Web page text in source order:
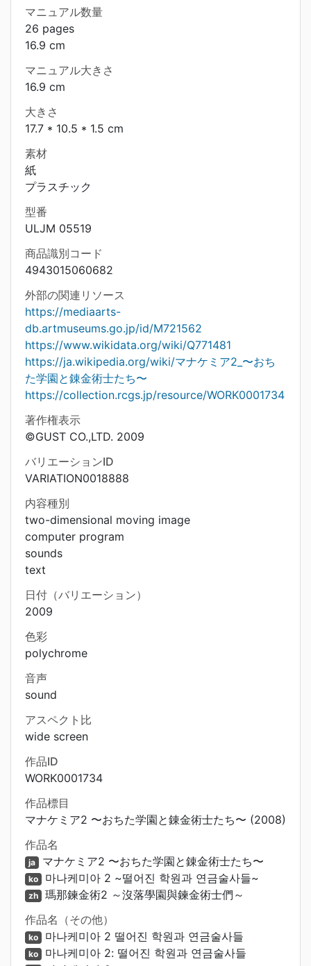
マニュアル数量
26 pages
16.9 cm
マニュアル大きさ
16.9 cm
大きさ
17.7 * 10.5 * 1.5 cm
素材
紙
プラスチック
型番
ULJM 05519
商品識別コード
4943015060682
外部の関連リソース
https://mediaarts-
db.artmuseums.go.jp/id/M721562
https://www.wikidata.org/wiki/Q771481
https://ja.wikipedia.org/wiki/マナケミア2_〜おち
た学園と錬金術士たち〜
https://collection.rcgs.jp/resource/WORK0001734
著作権表示
©GUST CO.,LTD. 2009
バリエーションID
VARIATION0018888
内容種別
two-dimensional moving image
computer program
sounds
text
日付（バリエーション）
2009
色彩
polychrome
音声
sound
アスペクト比
wide screen
作品ID
WORK0001734
作品標目
マナケミア2 〜おちた学園と錬金術士たち〜 (2008)
作品名
ja マナケミア2 〜おちた学園と錬金術士たち〜
ko 마나케미아 2 ~떨어진 학원과 연금술사들~
zh 瑪那鍊金術2 ～沒落學園與鍊金術士們～
作品名（その他）
ko 마나케미아 2 떨어진 학원과 연금술사들
ko 마나케미아 2: 떨어진 학원과 연금술사들